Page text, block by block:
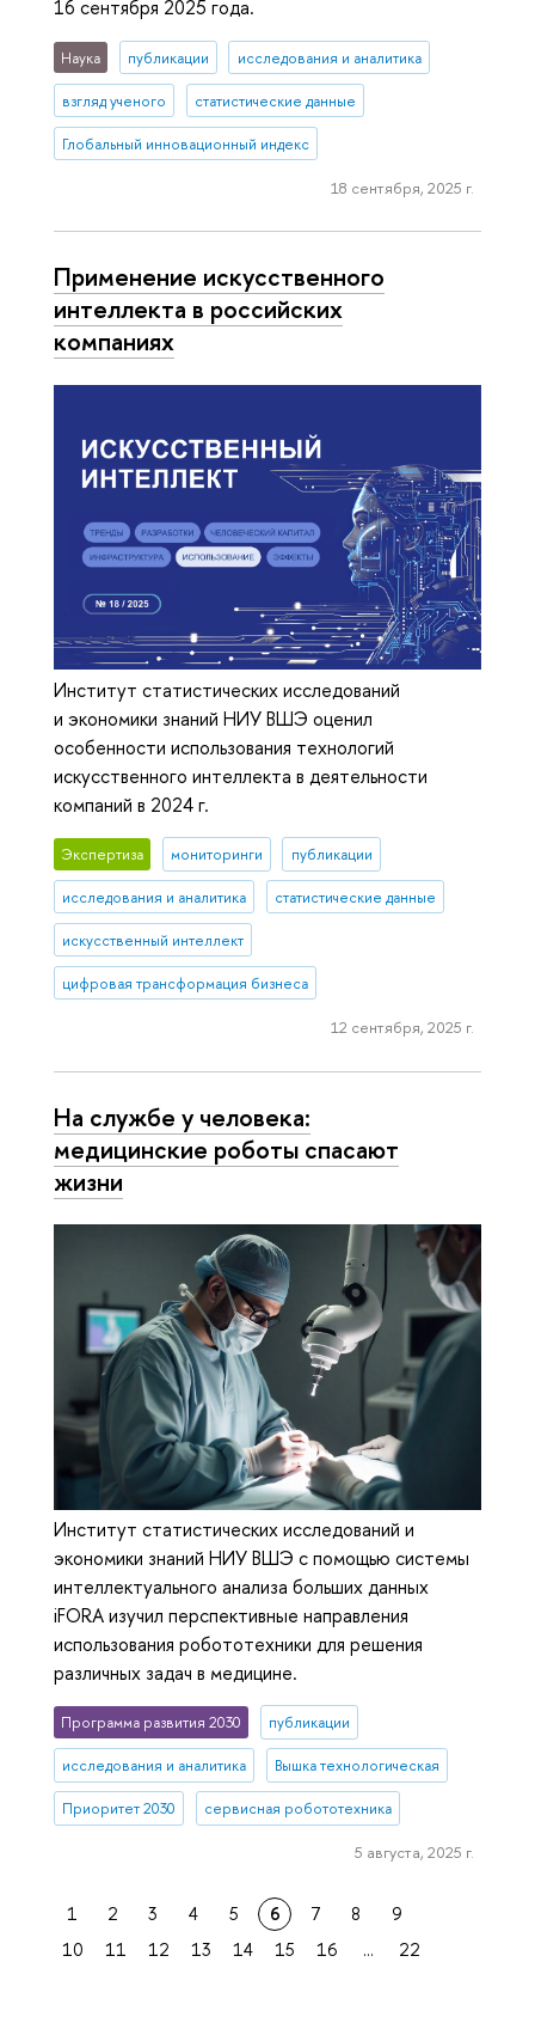
16 сентября 2025 года.
Наука публикации исследования и аналитика
взгляд ученого статистические данные
Глобальный инновационный индекс
18 сентября, 2025 г.
Применение искусственного
интеллекта в российских
компаниях
Институт статистических исследований
и экономики знаний НИУ ВШЭ оценил
особенности использования технологий
искусственного интеллекта в деятельности
компаний в 2024 г.
Экспертиза мониторинги публикации
исследования и аналитика статистические данные
искусственный интеллект
цифровая трансформация бизнеса
12 сентября, 2025 г.
На службе у человека:
медицинские роботы спасают
жизни
Институт статистических исследований и
экономики знаний НИУ ВШЭ с помощью системы
интеллектуального анализа больших данных
iFORA изучил перспективные направления
использования робототехники для решения
различных задач в медицине.
Программа развития 2030 публикации
исследования и аналитика Вышка технологическая
Приоритет 2030 сервисная робототехника
5 августа, 2025 г.
1 2 3 4 5 6 7 8
9
10
11 12 13 14 15 16 ... 22